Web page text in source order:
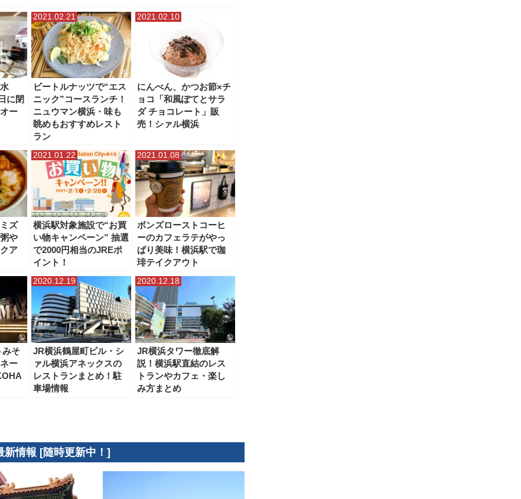
に閉
ー
2021.02.21
ビートルナッツで“エス
ニック”コースランチ！
ニュウマン横浜・味も
眺めもおすすめレスト
ラン
2021.02.10
にんべん、かつお節×チ
ョコ「和風ぽてとサラ
ダ チョコレート」販
売！シァル横浜
ズ
や
ア
2021.01.22
横浜駅対象施設で“お買
い物キャンペーン” 抽選
で2000円相当のJREポ
イント！
2021.01.08
ボンズローストコーヒ
ーのカフェラテがやっ
ぱり美味！横浜駅で珈
琲テイクアウト
みそ
ー
2020.12.19
JR横浜鶴屋町ビル・シ
ァル横浜アネックスの
レストランまとめ！駐
車場情報
2020.12.18
JR横浜タワー徹底解
説！横浜駅直結のレス
トランやカフェ・楽し
み方まとめ
新情報 [随時更新中！]